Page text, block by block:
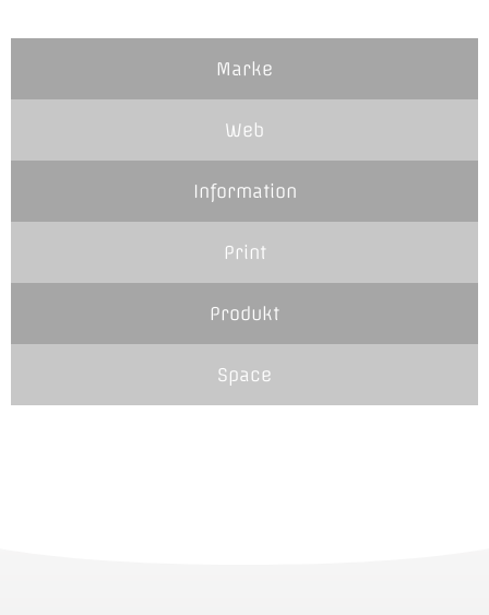
Marke
Web
Information
Print
Produkt
Space